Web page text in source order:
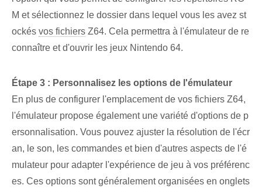
M et sélectionnez le dossier dans lequel vous les avez st
ockés vos fichiers Z64. Cela permettra à l'émulateur de re
connaître et d'ouvrir les jeux Nintendo 64.
Étape 3 : Personnalisez les options de l'émulateur
En plus de configurer l'emplacement de vos fichiers Z64,
l'émulateur propose également une variété d'options de p
ersonnalisation. Vous pouvez ajuster la résolution de l'écr
an, le son, les commandes et bien d'autres aspects de l'é
mulateur pour adapter l'expérience de jeu à vos préférenc
es. Ces options⁢ sont généralement organisées en onglets